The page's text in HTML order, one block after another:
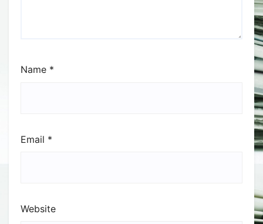
Name *
Email *
Website